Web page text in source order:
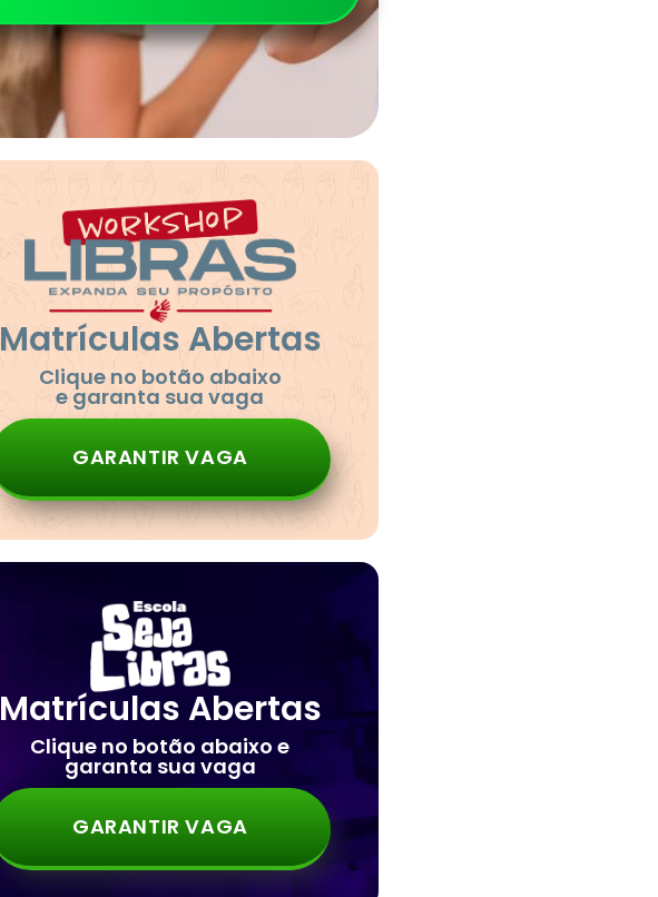
Matrículas Abertas
Clique no botão abaixo
e garanta sua vaga
GARANTIR VAGA
Matrículas Abertas
Clique no botão abaixo e
garanta sua vaga
GARANTIR VAGA